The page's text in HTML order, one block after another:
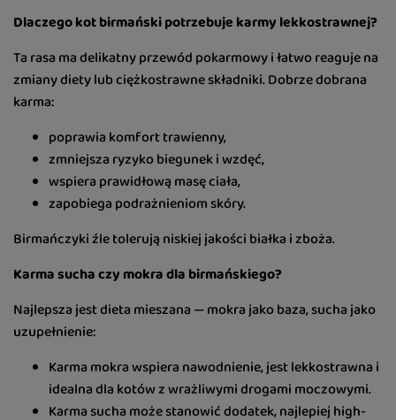
Dlaczego kot birmański potrzebuje karmy lekkostrawnej?
Ta rasa ma delikatny przewód pokarmowy i łatwo reaguje na
zmiany diety lub ciężkostrawne składniki. Dobrze dobrana
karma:
poprawia komfort trawienny,
zmniejsza ryzyko biegunek i wzdęć,
wspiera prawidłową masę ciała,
zapobiega podrażnieniom skóry.
Birmańczyki źle tolerują niskiej jakości białka i zboża.
Karma sucha czy mokra dla birmańskiego?
Najlepsza jest dieta mieszana — mokra jako baza, sucha jako
uzupełnienie:
Karma mokra wspiera nawodnienie, jest lekkostrawna i
idealna dla kotów z wrażliwymi drogami moczowymi.
Karma sucha może stanowić dodatek, najlepiej high-